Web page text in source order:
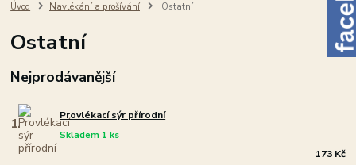
Úvod Navlékání a prošívání Ostatní
Ostatní
Nejprodávanější
1. Provlékací sýr přírodní
Skladem 1 ks
173 Kč